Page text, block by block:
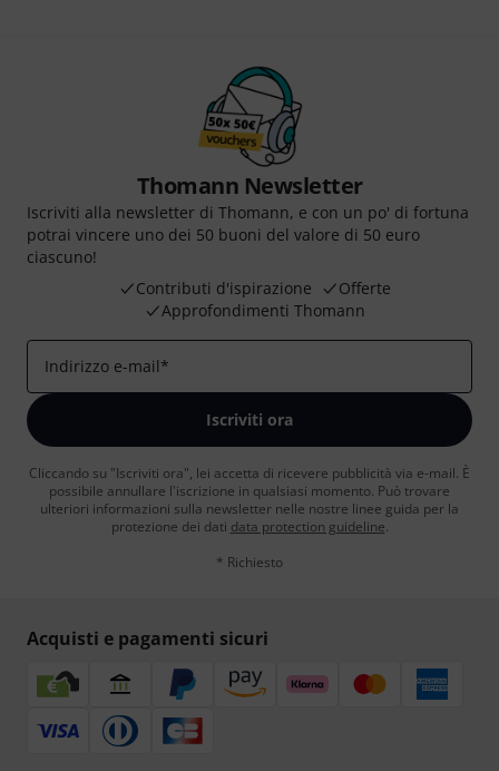
Thomann Newsletter
Iscriviti alla newsletter di Thomann, e con un po' di fortuna
potrai vincere uno dei 50 buoni del valore di 50 euro
ciascuno!
Contributi d'ispirazione
Offerte
Approfondimenti Thomann
Indirizzo e-mail*
Iscriviti ora
Cliccando su "Iscriviti ora", lei accetta di ricevere pubblicità via e-mail. È
possibile annullare l'iscrizione in qualsiasi momento. Può trovare
ulteriori informazioni sulla newsletter nelle nostre linee guida per la
protezione dei dati data protection guideline.
* Richiesto
Acquisti e pagamenti sicuri